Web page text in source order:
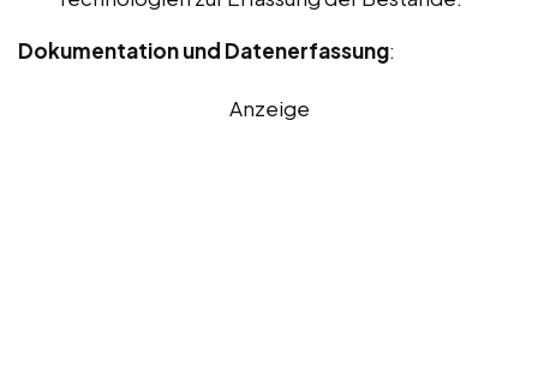
Dokumentation und Datenerfassung:
Anzeige